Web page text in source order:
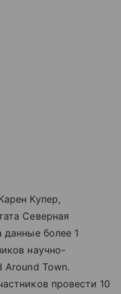
Купер,
Северная
данные более 1
научно-
Around Town.
провести 10